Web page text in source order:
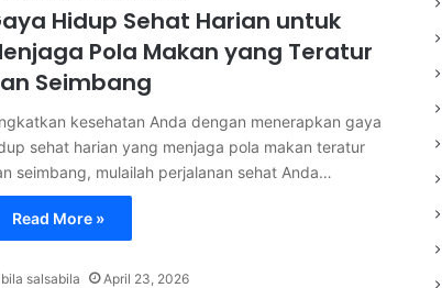
Hidup Sehat Harian untuk
Pola Makan yang Teratur
Seimbang
kesehatan Anda dengan menerapkan gaya
sehat harian yang menjaga pola makan teratur
seimbang, mulailah perjalanan sehat Anda…
Read More »
bila salsabila April 23, 2026